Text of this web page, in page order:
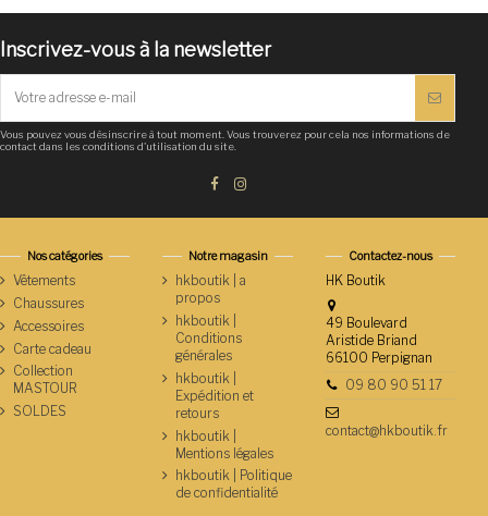
Inscrivez-vous à la newsletter
Vous pouvez vous désinscrire à tout moment. Vous trouverez pour cela nos informations de
contact dans les conditions d'utilisation du site.
Nos catégories
Vêtements
Chaussures
Accessoires
Carte cadeau
Collection
MASTOUR
SOLDES
Notre magasin
hkboutik | a
propos
hkboutik |
Conditions
générales
hkboutik |
Expédition et
retours
hkboutik |
Mentions légales
hkboutik | Politique
de confidentialité
Contactez-nous
HK Boutik
49 Boulevard
Aristide Briand
66100 Perpignan
09 80 90 51 17
contact@hkboutik.fr